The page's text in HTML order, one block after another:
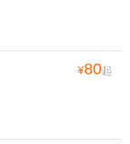
¥80起